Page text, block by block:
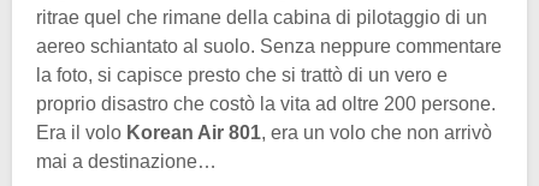
ritrae quel che rimane della cabina di pilotaggio di un
aereo schiantato al suolo. Senza neppure commentare
la foto, si capisce presto che si trattò di un vero e
proprio disastro che costò la vita ad oltre 200 persone.
Era il volo Korean Air 801, era un volo che non arrivò
mai a destinazione…